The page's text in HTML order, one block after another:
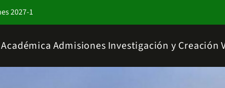
2027-1
Admisiones Investigación y Creación